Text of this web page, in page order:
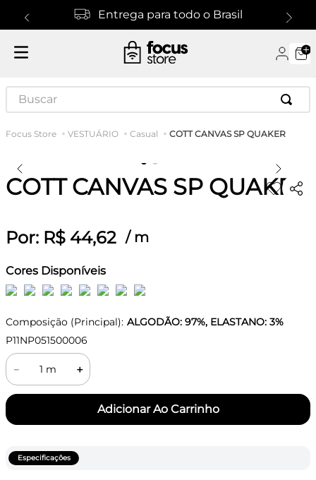
Entrega para todo o Brasil
Buscar
VESTUÁRIO Casual COTT CANVAS SP QUAKER
COTT CANVAS SP QUAKER
Por: R$ 44,62 / m
Cores Disponíveis
Composição (Principal): ALGODÃO: 97%, ELASTANO: 3%
P11NP051500006
＋
－
Especificações